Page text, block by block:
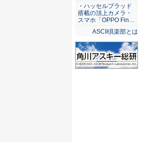
・ハッセルブラッド
搭載の頂上カメラ・
スマホ「OPPO Fin…
ASCII倶楽部とは